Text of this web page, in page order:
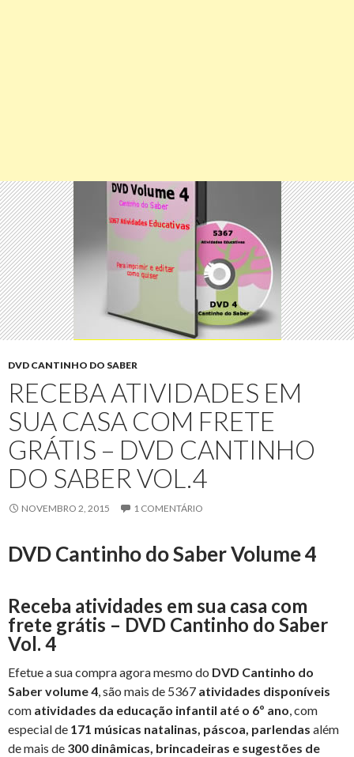
DVD CANTINHO DO SABER
RECEBA ATIVIDADES EM
SUA CASA COM FRETE
GRÁTIS – DVD CANTINHO
DO SABER VOL.4
NOVEMBRO 2, 2015 1 COMENTÁRIO
DVD Cantinho do Saber Volume 4
Receba atividades em sua casa com
frete grátis – DVD Cantinho do Saber
Vol. 4
Efetue a sua compra agora mesmo do DVD Cantinho do
Saber volume 4 , são mais de 5367 atividades disponíveis
com atividades da educação infantil até o 6º ano , com
especial de 171 músicas natalinas, páscoa, parlendas além
de mais de 300 dinâmicas, brincadeiras e sugestões de